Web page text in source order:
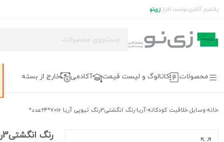
پلتفرم آنلاین نوشت افزارزی‌نو
محصولات کاتالوگ و لیست قیمت آکادمی خارج از بسته
خانه›وسایل خلاقیت کودکانه›آريا›رنگ انگشتی3رنگ تیوپی آریا 7016*24عدد*
رنگ انگشتی3رنگ تیوپی آریا 7016*24عدد*